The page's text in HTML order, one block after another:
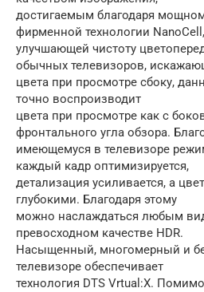
достигаемым благодаря
фирменной технологии NanoCell,
улучшающей чистоту
обычных телевизоров,
цвета при просмотре сбоку,
точно воспроизводит
цвета при просмотре как с
фронтального угла обзора.
имеющемуся в телевизоре
каждый кадр оптимизируется,
детализация усиливается, а
глубокими. Благодаря этому
можно наслаждаться любым
превосходном качестве HDR.
Насыщенный, многомерный и
телевизоре обеспечивает
технология DTS Vrtual:X.